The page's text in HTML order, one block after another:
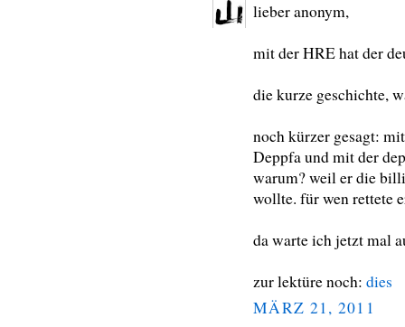
lieber anonym,
mit der HRE hat der
die kurze geschichte,
noch kürzer gesagt:
Deppfa und mit der
warum? weil er die
wollte. für wen rettete
da warte ich jetzt mal
zur lektüre noch: dies
MÄRZ 21, 2011